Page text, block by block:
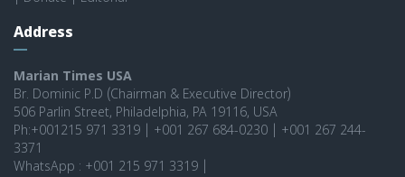
Address
Marian Times USA
Br. Dominic P.D (Chairman & Executive Director)
506 Parlin Street, Philadelphia, PA 19116, USA
Ph:+001215 971 3319 | +001 267 684-0230 | +001 267 244-
3371
WhatsApp : +001 215 971 3319 |